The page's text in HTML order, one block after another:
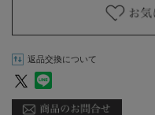
返品交換について